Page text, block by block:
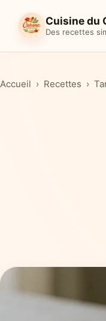
Cuisine du
Des recettes
Accueil Recettes